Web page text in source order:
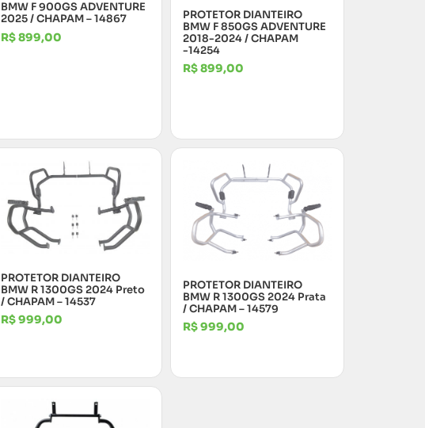
BMW F 900GS ADVENTURE
2025 / CHAPAM – 14867
R$899,00
PROTETOR DIANTEIRO
BMW F 850GS ADVENTURE
2018-2024 / CHAPAM
-14254
R$899,00
PROTETOR DIANTEIRO
BMW R 1300GS 2024 Preto
/ CHAPAM – 14537
R$999,00
PROTETOR DIANTEIRO
BMW R 1300GS 2024 Prata
/ CHAPAM – 14579
R$999,00